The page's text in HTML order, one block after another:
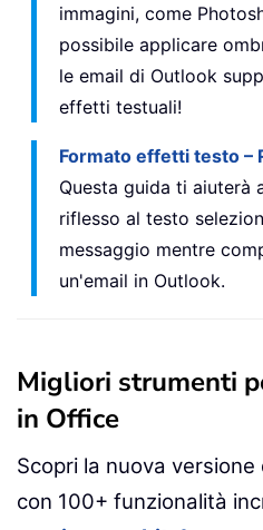
immagini, come
possibile applicare
le email di Outlook
effetti testuali!
Formato effetti testo –
Questa guida ti aiuterà
riflesso al testo
messaggio mentre
un'email in Outlook.
Migliori strumenti
in Office
Scopri la nuova
con 100+ funzionalità